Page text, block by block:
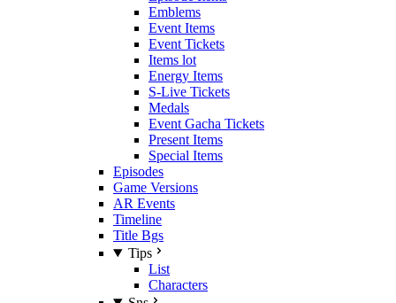
Emblems
Event Items
Event Tickets
Items lot
Energy Items
S-Live Tickets
Medals
Event Gacha Tickets
Present Items
Special Items
Episodes
Game Versions
AR Events
Timeline
Title Bgs
Tips
List
Characters